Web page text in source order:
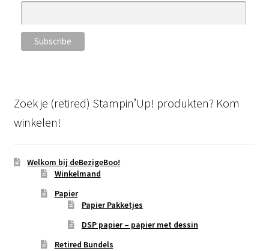
Zoek je (retired) Stampin’Up! produkten? Kom
winkelen!
Welkom bij deBezigeBoo!
Winkelmand
Papier
Papier Pakketjes
DSP papier – papier met dessin
Retired Bundels